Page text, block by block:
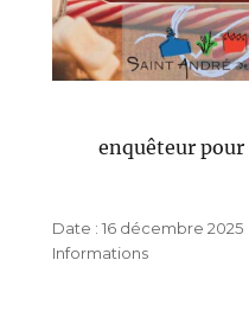
enquêteur pour
Publié
le
16 décembre 2025
Informations